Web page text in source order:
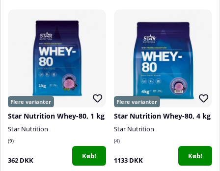
Star Nutrition Whey-80, 1 kg
Star Nutrition
9
362 DKK Køb!
Star Nutrition Whey-80, 4 kg
Star Nutrition
4
1133 DKK Køb!